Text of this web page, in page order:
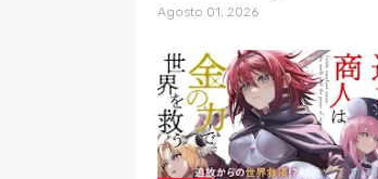
Agosto 01, 2026